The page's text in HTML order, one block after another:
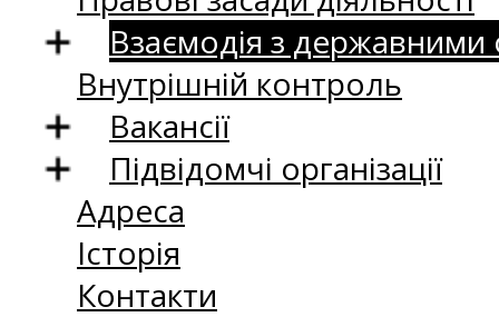
Взаємодія з
Внутрішній контроль
Вакансії
Підвідомчі організації
Адреса
Історія
Контакти